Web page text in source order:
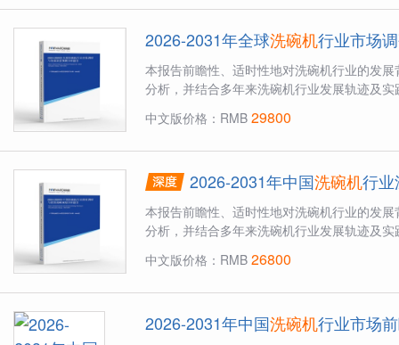
2026-2031年全球洗碗机行业市场
本报告前瞻性、适时性地对洗碗机行业的发
分析，并结合多年来洗碗机行业发展轨迹及
中文版价格：RMB29800
2026-2031年中国洗碗机行
本报告前瞻性、适时性地对洗碗机行业的发
分析，并结合多年来洗碗机行业发展轨迹及
中文版价格：RMB26800
2026-2031年中国洗碗机行业市场